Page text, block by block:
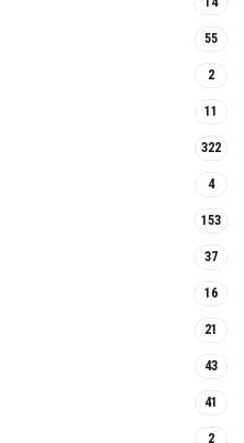
55
2
11
322
4
153
37
16
21
43
41
2